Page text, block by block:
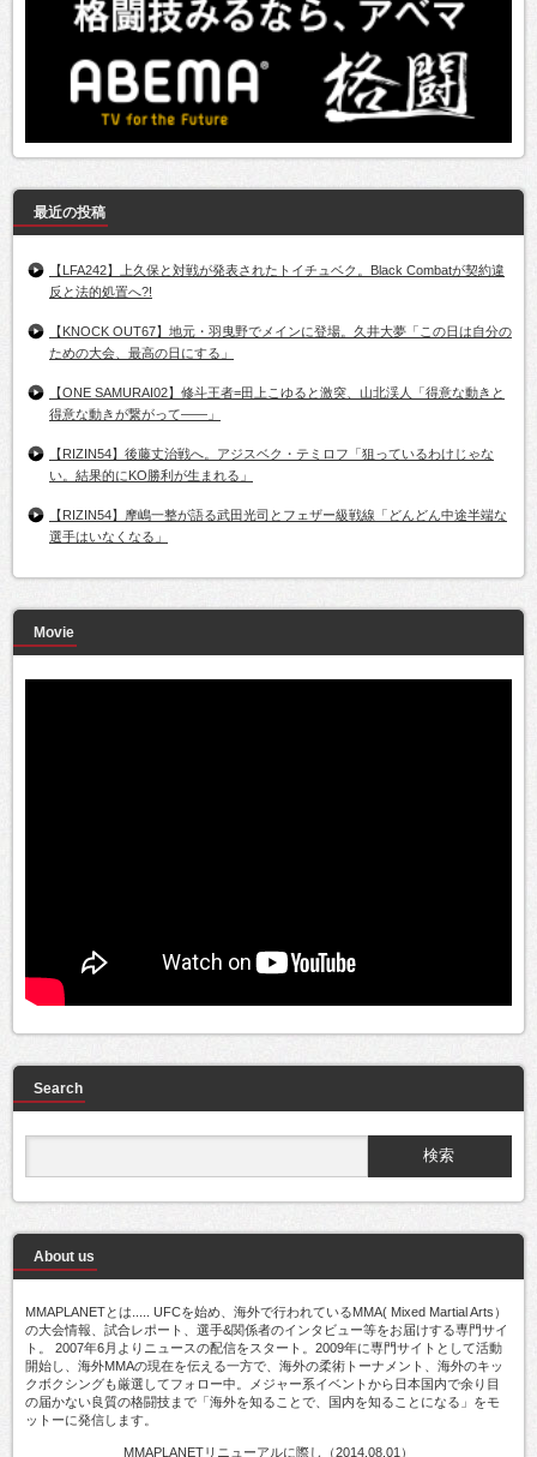
最近の投稿
【LFA242】上久保と対戦が発表されたトイチュベク。Black Combatが契約違
反と法的処置へ?!
【KNOCK OUT67】地元・羽曳野でメインに登場。久井大夢「この日は自分の
ための大会、最高の日にする」
【ONE SAMURAI02】修斗王者=田上こゆると激突、山北渓人「得意な動きと
得意な動きが繋がって――」
【RIZIN54】後藤丈治戦へ。アジスベク・テミロフ「狙っているわけじゃな
い。結果的にKO勝利が生まれる」
【RIZIN54】摩嶋一整が語る武田光司とフェザー級戦線「どんどん中途半端な
選手はいなくなる」
Movie
Search
About us
MMAPLANETとは..... UFCを始め、海外で行われているMMA( Mixed Martial Arts）
の大会情報、試合レポート、選手&関係者のインタビュー等をお届けする専門サイ
ト。 2007年6月よりニュースの配信をスタート。2009年に専門サイトとして活動
開始し、海外MMAの現在を伝える一方で、海外の柔術トーナメント、海外のキッ
クボクシングも厳選してフォロー中。メジャー系イベントから日本国内で余り目
の届かない良質の格闘技まで「海外を知ることで、国内を知ることになる」をモ
ットーに発信します。
MMAPLANETリニューアルに際し（2014.08.01）